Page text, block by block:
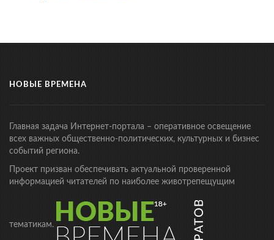
НОВЫЕ ВРЕМЕНА
Главная задача Интернет-портала – оперативное освещение
всех важных общественно-политических, культурных и бизнес
событий региона.
Проект призван обеспечивать актуальной проверенной
информацией читателей по наиболее животрепещущим
тематикам.